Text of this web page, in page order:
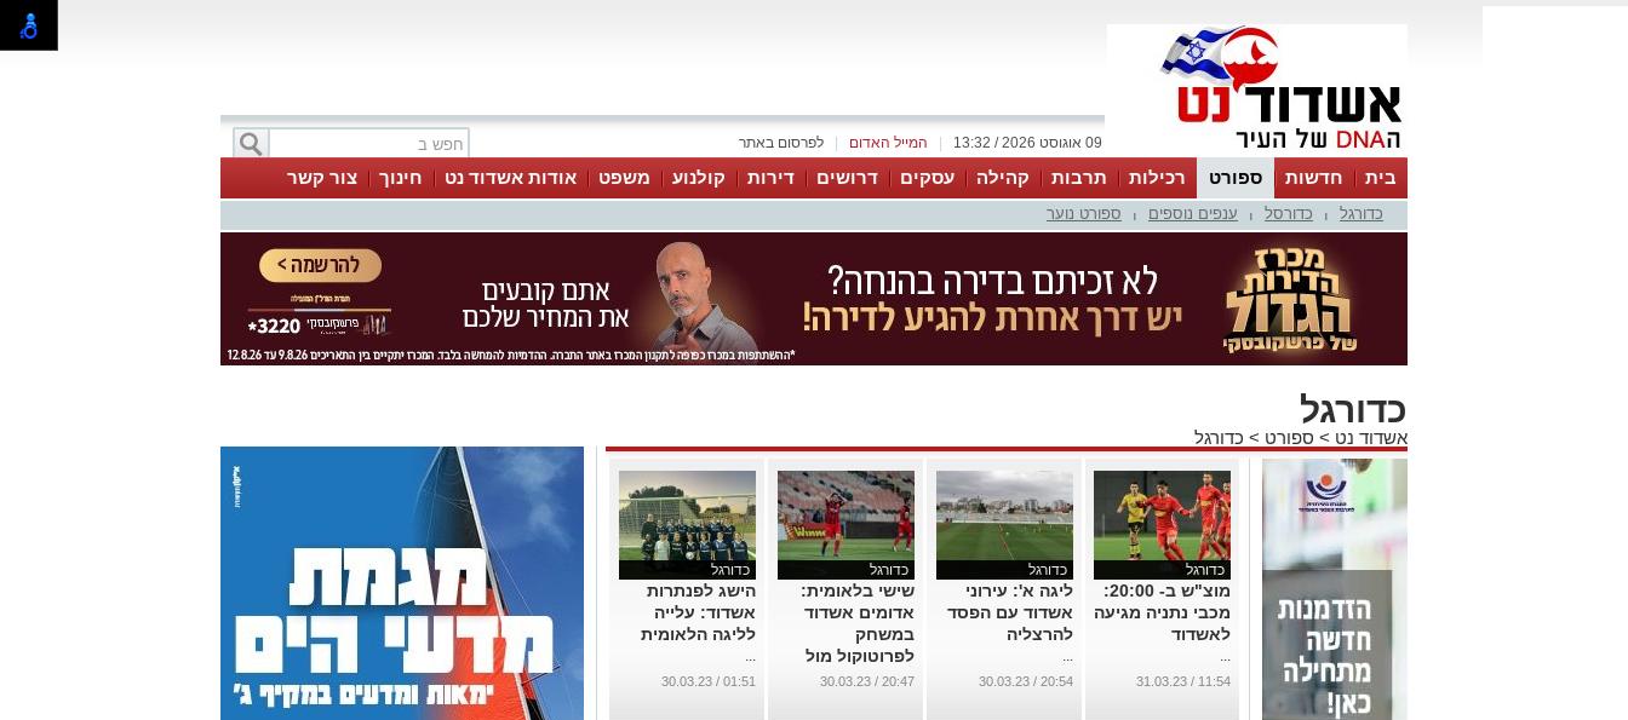
לפרסום באתר המייל האדום 09 אוגוסט 2026 / 13:32
בית חדשות ספורט רכילות תרבות קהילה עסקים דרושים דירות קולנוע משפט אודות אשדוד נט חינוך צור קשר
כדורגל כדורסל ענפים נוספים ספורט נוער
כדורגל
אשדוד נט > ספורט > כדורגל
כדורגל
מוצ"ש ב- 20:00:
מכבי נתניה מגיעה
לאשדוד
...
11:54 / 31.03.23
כדורגל
ליגה א': עירוני
אשדוד עם הפסד
להרצליה
...
20:54 / 30.03.23
כדורגל
שישי בלאומית:
אדומים אשדוד
במשחק
לפרוטוקול מול
רמה"ש
20:47 / 30.03.23
כדורגל
הישג לפנתרות
אשדוד: עלייה
לליגה הלאומית
...
01:51 / 30.03.23